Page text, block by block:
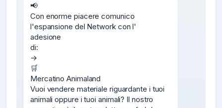
📢
Con enorme piacere comunico
l'espansione del Network con l'
adesione
di:
→
🛒
Mercatino Animaland
Vuoi vendere materiale riguardante i tuoi
animali oppure i tuoi animali? Il nostro